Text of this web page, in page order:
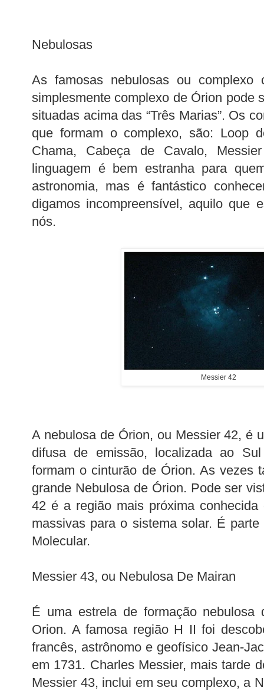
Nebulosas
As famosas nebulosas ou complexo
simplesmente complexo de Órion pode
situadas acima das “Três Marias”. Os
que formam o complexo, são: Loop
Chama, Cabeça de Cavalo,
linguagem é bem estranha para
astronomia, mas é fantástico
digamos incompreensível, aquilo que
nós.
Messier 42
A nebulosa de Órion, ou Messier 42, é
difusa de emissão, localizada ao
formam o cinturão de Órion. As vezes
grande Nebulosa de Órion. Pode ser
42 é a região mais próxima
massivas para o sistema solar. É
Molecular.
Messier 43, ou Nebulosa De Mairan
É uma estrela de formação nebulosa
Orion. A famosa região H II foi
francês, astrônomo e geofísico Jean-
em 1731. Charles Messier, mais tarde
Messier 43, inclui em seu complexo, a